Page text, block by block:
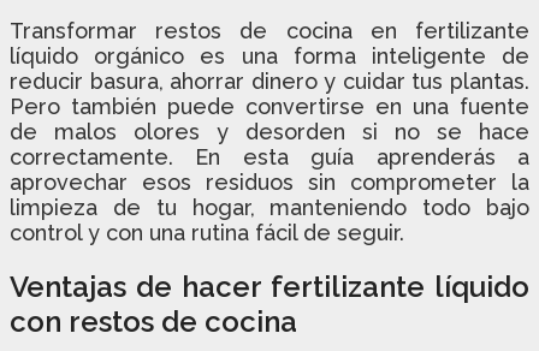
Transformar restos de cocina en fertilizante
líquido orgánico es una forma inteligente de
reducir basura, ahorrar dinero y cuidar tus plantas.
Pero también puede convertirse en una fuente
de malos olores y desorden si no se hace
correctamente. En esta guía aprenderás a
aprovechar esos residuos sin comprometer la
limpieza de tu hogar, manteniendo todo bajo
control y con una rutina fácil de seguir.
Ventajas de hacer fertilizante líquido
con restos de cocina